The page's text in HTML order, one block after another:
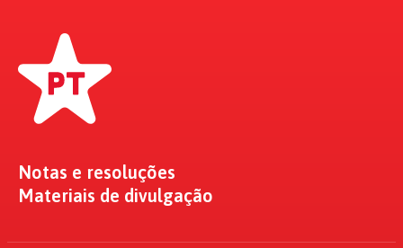
Notas e resoluções
Materiais de divulgação